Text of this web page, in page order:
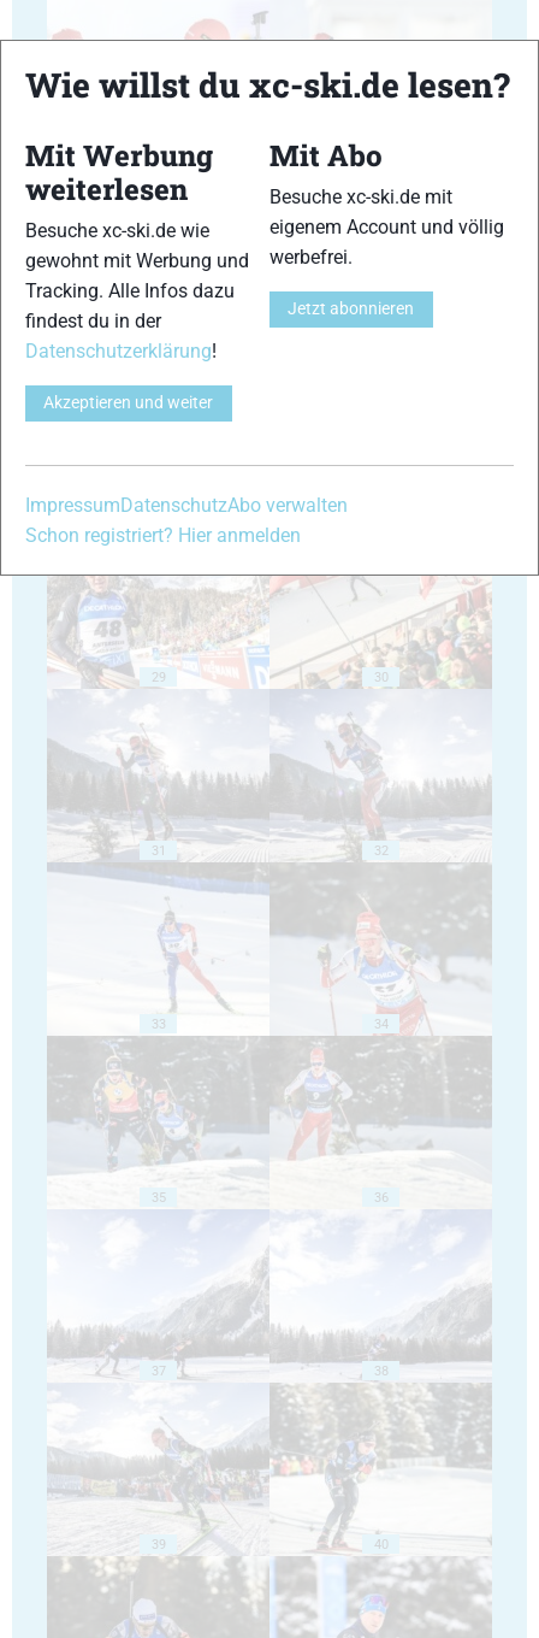
23 24
25 26
27
29 30
31 32
33 34
35 36
37 38
39 40
Wie willst du xc-ski.de lesen?
Mit Werbung
weiterlesen
Besuche xc-ski.de wie
gewohnt mit Werbung und
Tracking. Alle Infos dazu
findest du in der
Datenschutzerklärung!
Akzeptieren und weiter
Mit Abo
Besuche xc-ski.de mit
eigenem Account und völlig
werbefrei.
Jetzt abonnieren
Impressum DatenschutzAbo verwalten
Schon registriert? Hier anmelden